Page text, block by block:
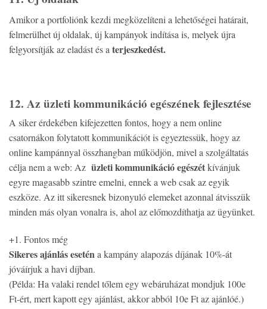
Amikor a portfoliónk kezdi megközelíteni a lehetőségei határait,
felmerülhet új oldalak, új kampányok indítása is, melyek újra
felgyorsítják az eladást és a terjeszkedést.
12. Az üzleti kommunikáció egészének fejlesztése
A siker érdekében kifejezetten fontos, hogy a nem online
csatornákon folytatott kommunikációt is egyeztessük, hogy az
online kampánnyal összhangban működjön, mivel a szolgáltatás
célja nem a web: Az üzleti kommunikáció egészétkívánjuk
egyre magasabb szintre emelni, ennek a web csak az egyik
eszköze. Az itt sikeresnek bizonyuló elemeket azonnal átvisszük
minden más olyan vonalra is, ahol az előmozdíthatja az ügyünket.
+1. Fontos még
Sikeres ajánlás eseténa kampány alapozás díjának 10%-át
jóváírjuk a havi díjban.
(Példa: Ha valaki rendel tőlem egy webáruházat mondjuk 100e
Ft-ért, mert kapott egy ajánlást, akkor abból 10e Ft az ajánlóé.)